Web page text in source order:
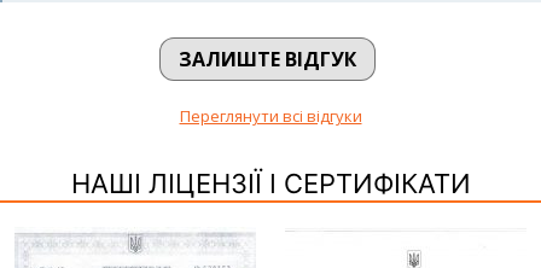
Чудова клініка, я би її назвав “Мрия пацієнта”
Професійна команда працює слажено, швидко і
Велика подяка лікарям:
ЗАЛИШТЕ ВІДГУК
Переглянути всі відгуки
НАШІ ЛІЦЕНЗІЇ І СЕРТИФІКАТИ